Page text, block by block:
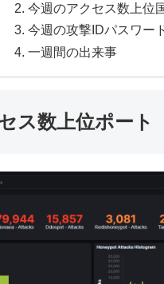
今週のアクセス数上位
今週の攻撃IDパスワー
一週間の出来事
ス数上位ポー